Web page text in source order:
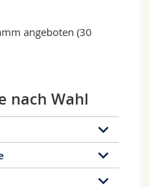
oder zur Arbeit mit
Problemen der
im Kern aus
Instituts für
wird dieses
aus anderen
Bereichen sowie
angeboten (30
nach Wahl